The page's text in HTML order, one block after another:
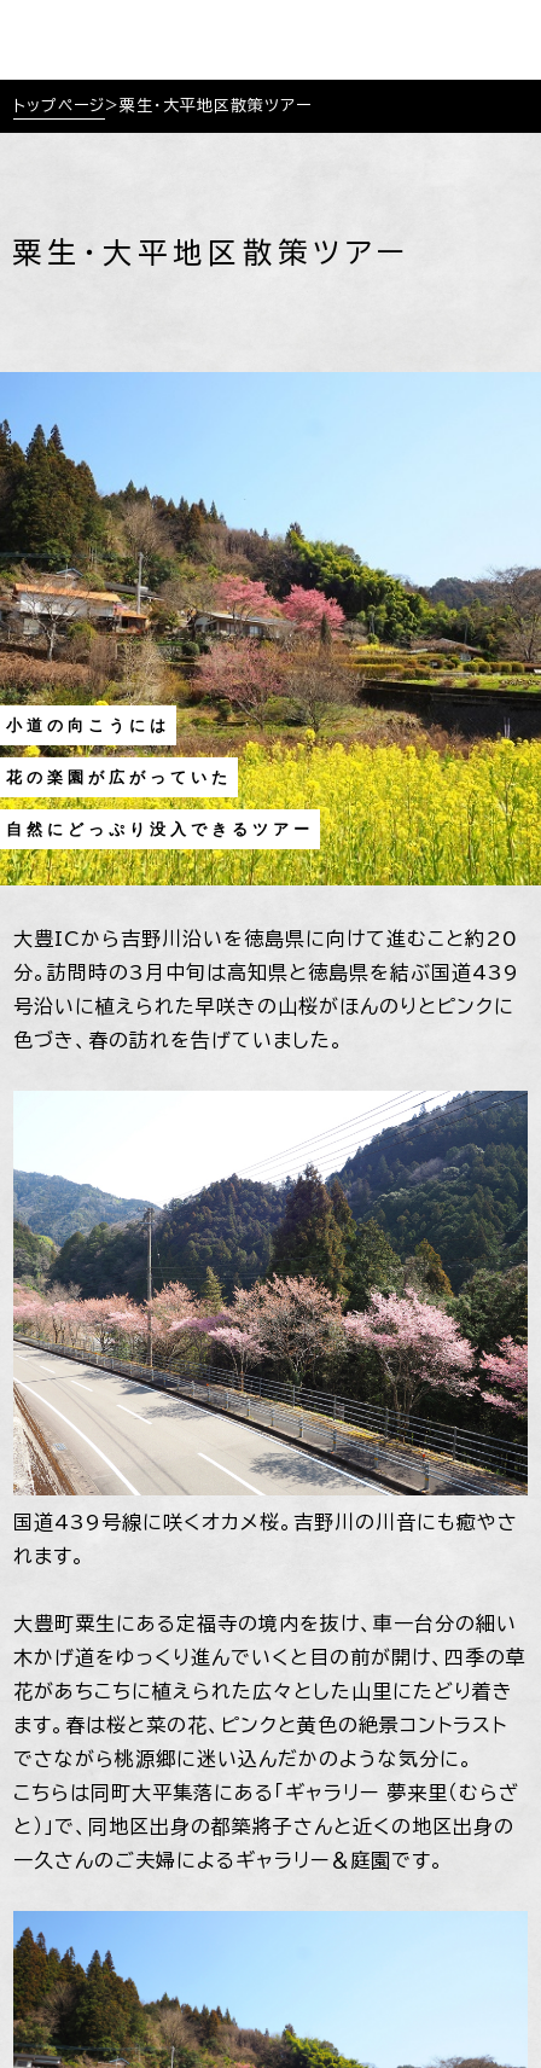
トップページ >粟生・大平地区散策ツアー
粟生・大平地区散策ツアー
小道の向こうには
花の楽園が広がっていた
自然にどっぷり没入できるツアー
大豊ICから吉野川沿いを徳島県に向けて進むこと約20
分。訪問時の3月中旬は高知県と徳島県を結ぶ国道439
号沿いに植えられた早咲きの山桜がほんのりとピンクに
色づき、春の訪れを告げていました。
国道439号線に咲くオカメ桜。吉野川の川音にも癒やさ
れます。
大豊町粟生にある定福寺の境内を抜け、車一台分の細い
木かげ道をゆっくり進んでいくと目の前が開け、四季の草
花があちこちに植えられた広々とした山里にたどり着き
ます。春は桜と菜の花、ピンクと黄色の絶景コントラスト
でさながら桃源郷に迷い込んだかのような気分に。
こちらは同町大平集落にある「ギャラリー 夢来里（むらざ
と）」で、同地区出身の都築將子さんと近くの地区出身の
一久さんのご夫婦によるギャラリー＆庭園です。